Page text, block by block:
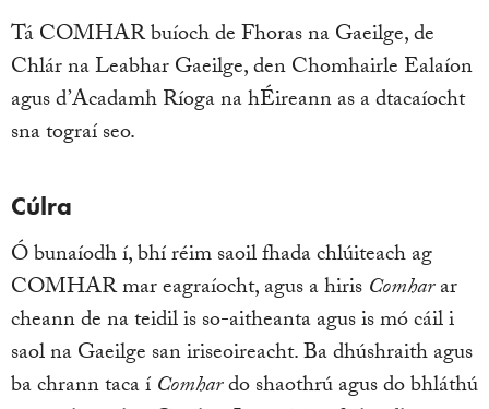
Tá COMHAR buíoch de Fhoras na Gaeilge, de
Chlár na Leabhar Gaeilge, den Chomhairle Ealaíon
agus d’Acadamh Ríoga na hÉireann as a dtacaíocht
sna tograí seo.
Cúlra
Ó bunaíodh í, bhí réim saoil fhada chlúiteach ag
COMHAR mar eagraíocht, agus a hiris Comharar
cheann de na teidil is so-aitheanta agus is mó cáil i
saol na Gaeilge san iriseoireacht. Ba dhúshraith agus
ba chrann taca í Comhardo shaothrú agus do bhláthú